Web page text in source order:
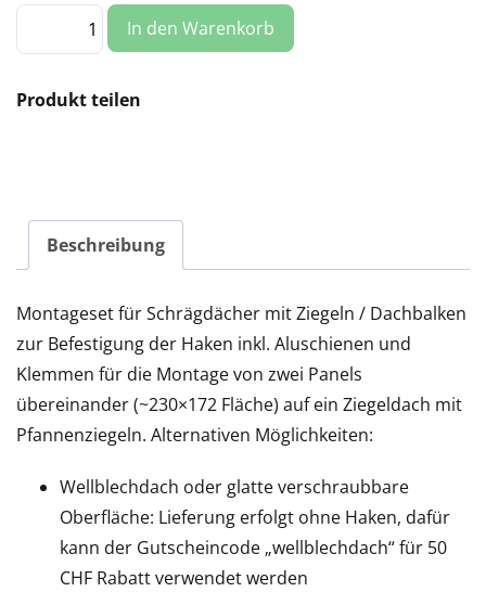
Montageset:
Ziegel-/Schrägdach
(L)
In den Warenkorb
Produkt teilen
Beschreibung
Montageset für Schrägdächer mit Ziegeln / Dachbalken
zur Befestigung der Haken inkl. Aluschienen und
Klemmen für die Montage von zwei Panels
übereinander (~230×172 Fläche) auf ein Ziegeldach mit
Pfannenziegeln. Alternativen Möglichkeiten:
Wellblechdach oder glatte verschraubbare
Oberfläche: Lieferung erfolgt ohne Haken, dafür
kann der Gutscheincode „wellblechdach“ für 50
CHF Rabatt verwendet werden